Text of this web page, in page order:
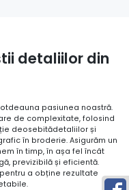
detaliilor din
pasiunea noastră.
de complexitate, folosind
deosebitădetaliilor și
în broderie. Asigurăm un
în timp, în așa fel încât
previzibilă și eficientă.
a obține rezultate